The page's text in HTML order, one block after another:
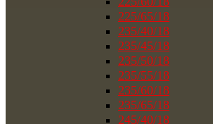
225/65/18
235/40/18
235/45/18
235/50/18
235/55/18
235/60/18
235/65/18
245/40/18